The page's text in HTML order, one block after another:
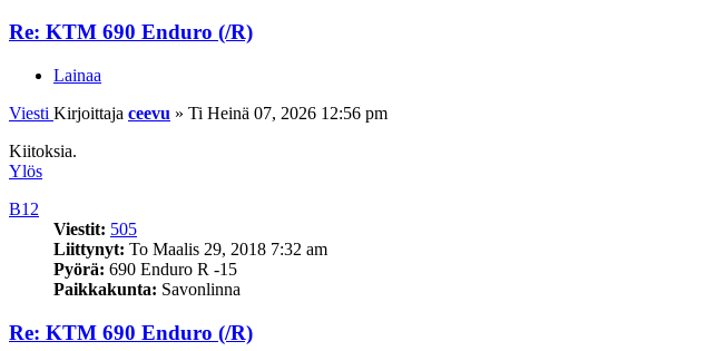
Re: KTM 690 Enduro (/R)
Lainaa
Viesti Kirjoittaja ceevu » Ti Heinä 07, 2026 12:56 pm
Kiitoksia.
Ylös
B12
Viestit: 505
Liittynyt: To Maalis 29, 2018 7:32 am
Pyörä: 690 Enduro R -15
Paikkakunta: Savonlinna
Re: KTM 690 Enduro (/R)